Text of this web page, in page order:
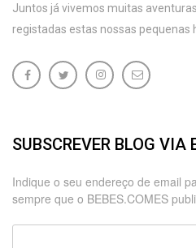
Juntos já vivemos muitas
registadas estas nossas pequenas
SUBSCREVER BLOG VIA
Indique o seu endereço de email
sempre que o BEBES.COMES
Endereço